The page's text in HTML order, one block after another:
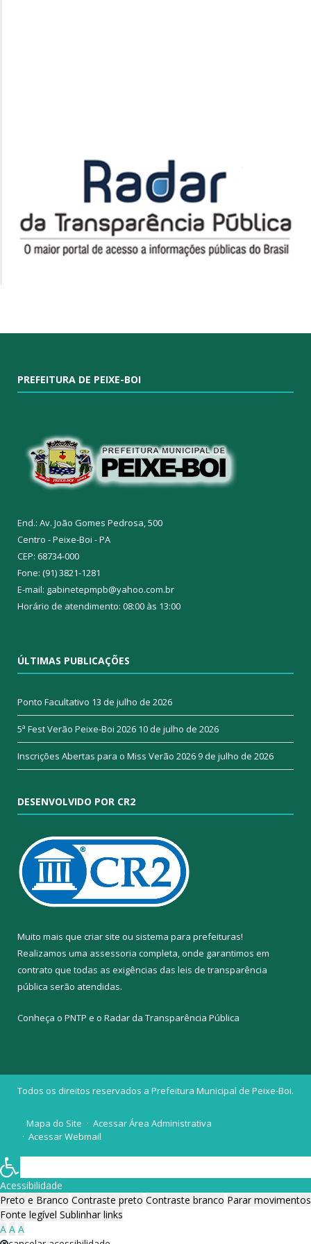
PREFEITURA DE PEIXE-BOI
End.: Av. João Gomes Pedrosa, 500
Centro - Peixe-Boi - PA
CEP: 68734-000
Fone: (91) 3821-1281
E-mail: gabinetepmpb@yahoo.com.br
Horário de atendimento: 08:00 às 13:00
ÚLTIMAS PUBLICAÇÕES
Ponto Facultativo 13 de julho de 2026
5ª Fest Verão Peixe-Boi 2026 10 de julho de 2026
Inscrições Abertas para o Miss Verão 20269 de julho de 2026
DESENVOLVIDO POR CR2
Muito mais que criar site ou sistema para prefeituras!
Realizamos uma assessoria completa, onde garantimos em
contrato que todas as exigências das leis de transparência
pública serão atendidas.
Conheça o PNTP e o Radar da Transparência Pública
Todos os direitos reservados a Prefeitura Municipal de Peixe-Boi.
Mapa do Site
Acessar Área Administrativa
Acessar Webmail
Acessibilidade
Preto e Branco Contraste preto Contraste branco Parar movimentos
Fonte legível Sublinhar links
A A A